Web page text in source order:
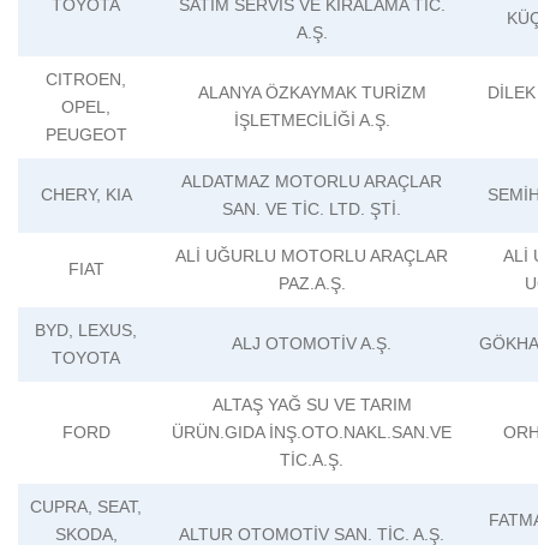
TOYOTA
SATIM SERVİS VE KİRALAMA TİC.
A.Ş.
CITROEN,
OPEL,
PEUGEOT
ALANYA ÖZKAYMAK TURİZM
İŞLETMECİLİĞİ A.Ş.
CHERY, KIA
ALDATMAZ MOTORLU ARAÇLAR
SAN. VE TİC. LTD. ŞTİ.
FIAT
ALİ UĞURLU MOTORLU ARAÇLAR
PAZ.A.Ş.
ALİ
BYD, LEXUS,
TOYOTA
ALJ OTOMOTİV A.Ş.
FORD
ALTAŞ YAĞ SU VE TARIM
ÜRÜN.GIDA İNŞ.OTO.NAKL.SAN.VE
TİC.A.Ş.
CUPRA, SEAT,
SKODA,
ALTUR OTOMOTİV SAN. TİC. A.Ş.